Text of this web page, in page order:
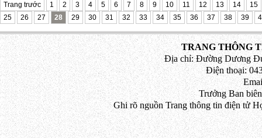
Trang trước 1 2 3 4 5 6 7 8 9 10 11 12 13 14
15
25
26 27 28 29 30 31 32 33 34 35 36 37 38 39
TRANG THÔNG
Địa chỉ: Đường Dương
Điện thoại:
Trưởng Ban
Ghi rõ nguồn Trang thông tin điện tử